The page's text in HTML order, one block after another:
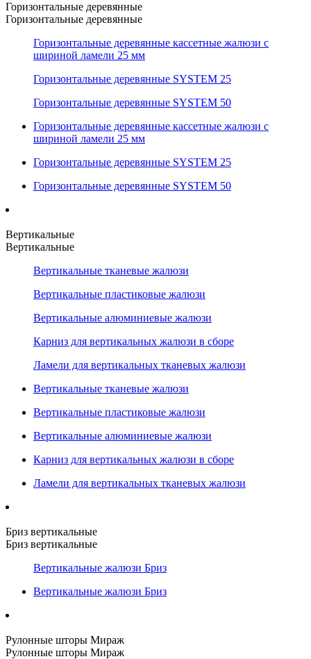
Горизонтальные деревянные
Горизонтальные деревянные
Горизонтальные деревянные кассетные жалюзи с
шириной ламели 25 мм
Горизонтальные деревянные SYSTEM 25
Горизонтальные деревянные SYSTEM 50
Горизонтальные деревянные кассетные жалюзи с
шириной ламели 25 мм
Горизонтальные деревянные SYSTEM 25
Горизонтальные деревянные SYSTEM 50
Вертикальные
Вертикальные
Вертикальные тканевые жалюзи
Вертикальные пластиковые жалюзи
Вертикальные алюминиевые жалюзи
Карниз для вертикальных жалюзи в сборе
Ламели для вертикальных тканевых жалюзи
Вертикальные тканевые жалюзи
Вертикальные пластиковые жалюзи
Вертикальные алюминиевые жалюзи
Карниз для вертикальных жалюзи в сборе
Ламели для вертикальных тканевых жалюзи
Бриз вертикальные
Бриз вертикальные
Вертикальные жалюзи Бриз
Вертикальные жалюзи Бриз
Рулонные шторы Мираж
Рулонные шторы Мираж